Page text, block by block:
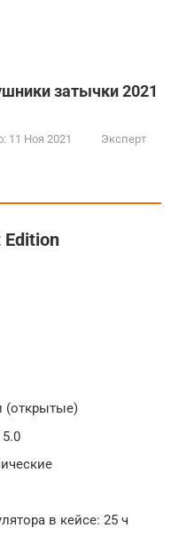
затычки 2021
11 Ноя 2021
Эксперт
Edition
(открытые)
в кейсе: 25 ч